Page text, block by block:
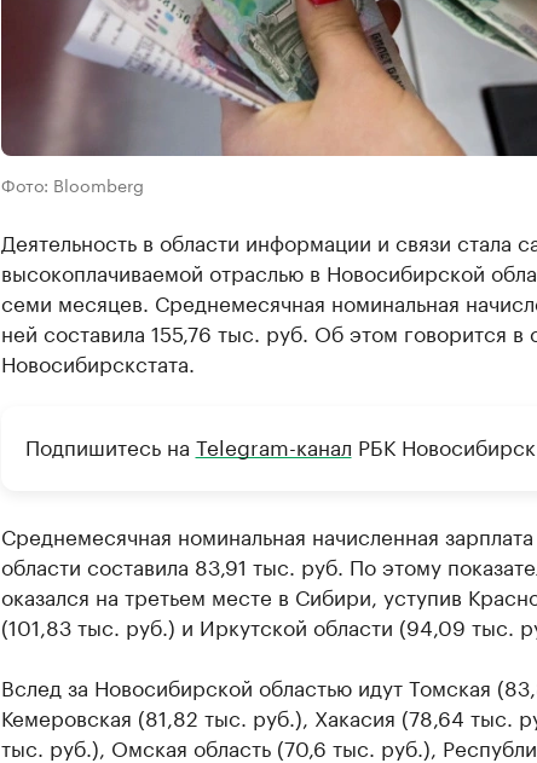
Фото: Bloomberg
Деятельность в области информации и связи стала
высокоплачиваемой отраслью в Новосибирской
семи месяцев. Среднемесячная номинальная
ней составила 155,76 тыс. руб. Об этом говорится
Новосибирскстата.
Подпишитесь на Telegram-канал РБК Новосибирск
Среднемесячная номинальная начисленная
области составила 83,91 тыс. руб. По этому
оказался на третьем месте в Сибири, уступив
(101,83 тыс. руб.) и Иркутской области (94,09 тыс.
Вслед за Новосибирской областью идут Томская
Кемеровская (81,82 тыс. руб.), Хакасия (78,64 тыс.
тыс. руб.), Омская область (70,6 тыс. руб.),